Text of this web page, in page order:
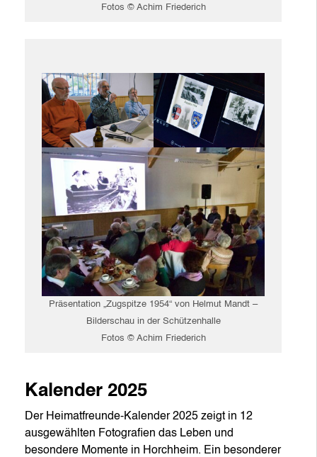
Fotos © Achim Friederich
Präsentation „Zugspitze 1954“ von Helmut Mandt –
Bilderschau in der Schützenhalle
Fotos © Achim Friederich
Kalender 2025
Der Heimatfreunde-Kalender 2025 zeigt in 12
ausgewählten Fotografien das Leben und
besondere Momente in Horchheim. Ein besonderer